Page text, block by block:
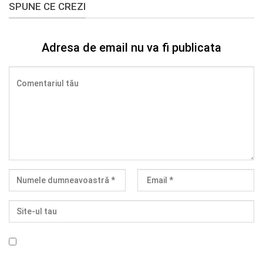
SPUNE CE CREZI
Adresa de email nu va fi publicata